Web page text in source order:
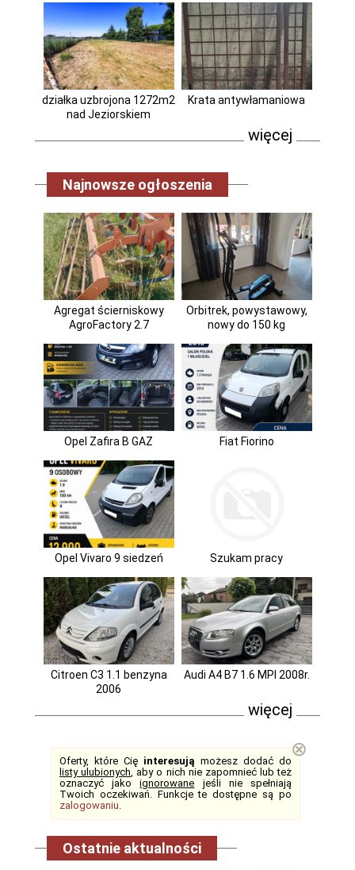
działka uzbrojona 1272m2
nad Jeziorskiem
Krata antywłamaniowa
więcej
Najnowsze ogłoszenia
Agregat ścierniskowy
AgroFactory 2.7
Orbitrek, powystawowy,
nowy do 150 kg
Opel Zafira B GAZ Fiat Fiorino
Opel Vivaro 9 siedzeń Szukam pracy
Citroen C3 1.1 benzyna
2006
Audi A4 B7 1.6 MPI 2008r.
więcej
Oferty, które Cię interesują możesz dodać do
listy ulubionych, aby o nich nie zapomnieć lub też
oznaczyć jakoignorowane jeśli nie spełniają
Twoich oczekiwań. Funkcje te dostępne są po
zalogowaniu.
⊗
Ostatnie aktualności